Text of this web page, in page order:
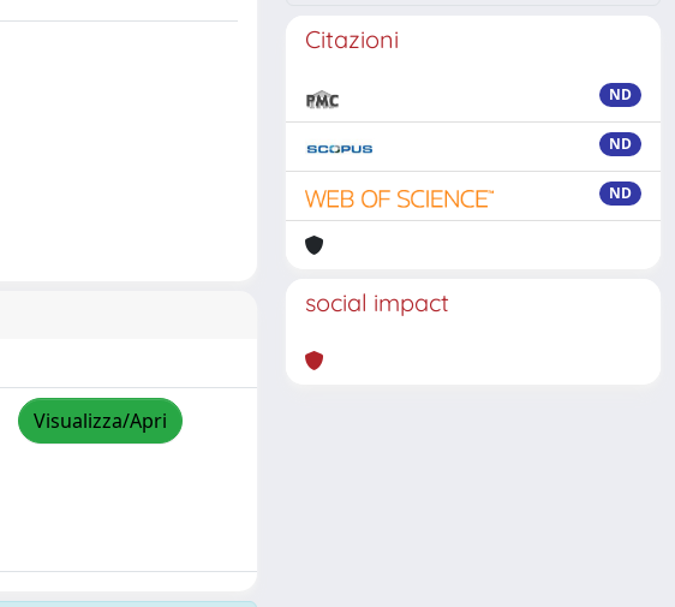
Visualizza/Apri
Citazioni
ND
ND
ND
social impact